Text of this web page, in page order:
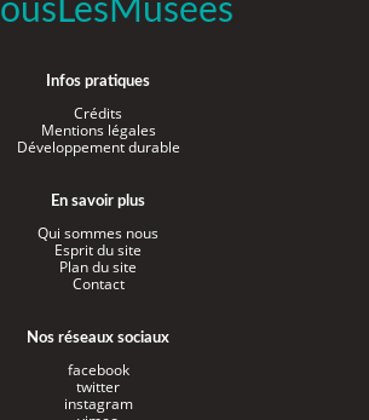
TousLesMusées
Infos pratiques
Crédits
Mentions légales
Développement durable
En savoir plus
Qui sommes nous
Esprit du site
Plan du site
Contact
Nos réseaux sociaux
facebook
twitter
instagram